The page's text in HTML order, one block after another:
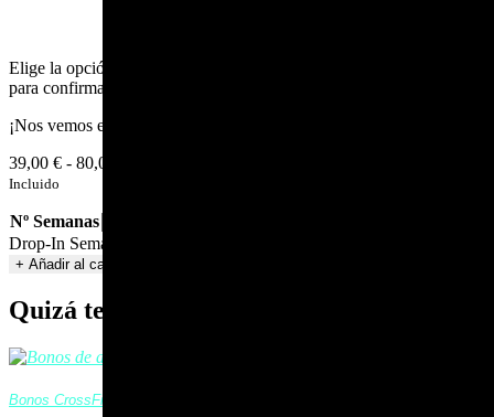
Elige la opción que prefieras y nos pondremos en contacto contigo
para confirmar la fecha de tu primer entrenamiento.
¡Nos vemos en el Box!
39,00 € - 80,00
Incluido
Nº Semanas
Drop-In Semanal cantidad
+ Añadir al carrito
Quizá te interese
Bonos CrossFit